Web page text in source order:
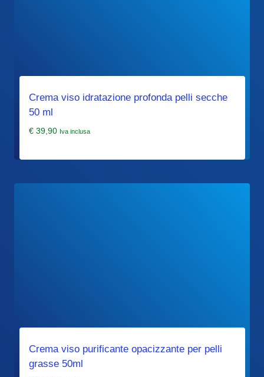
Crema viso idratazione profonda pelli secche
50 ml
€39,90 Iva inclusa
Crema viso purificante opacizzante per pelli
grasse 50ml